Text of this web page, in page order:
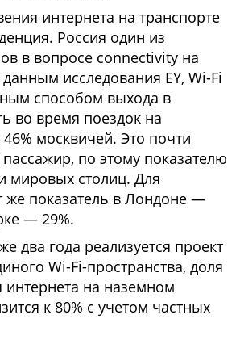
интернета на транспорте
Россия один из
в вопросе connectivity на
исследования EY, Wi-Fi
способом выхода в
во время поездок на
москвичей. Это почти
по этому показателю
мировых столиц. Для
же показатель в Лондоне —
— 29%.
два года реализуется проект
Wi-Fi-пространства, доля
на наземном
к 80% с учетом частных